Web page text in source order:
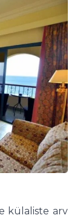
külaliste arv